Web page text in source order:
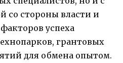
со стороны власти и
успеха
грантовых
для обмена опытом.